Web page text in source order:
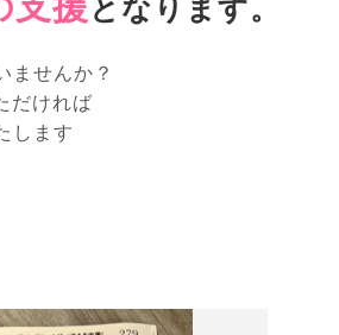
となります。
ませんか？
だければ
します